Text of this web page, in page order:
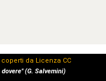
coperti da Licenza CC
(G. Salvemini)